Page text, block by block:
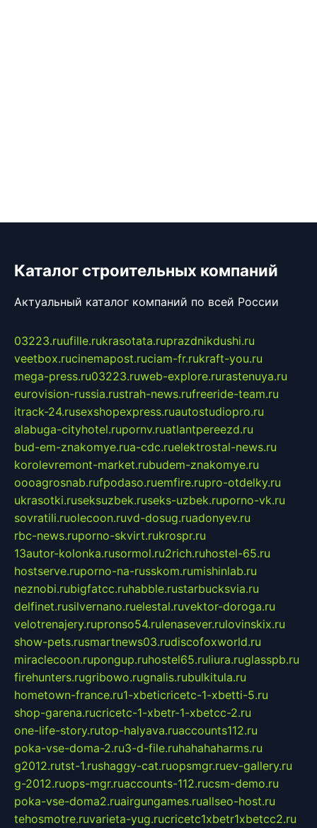
Каталог строительных компаний
Актуальный каталог компаний по всей России
03223.ruufille.rukrasotata.ruprazdnikdushi.ru
veetbox.rucinemapost.ruciam-fr.rukraft-you.ru
mega-press.ru03223.ruweb-explore.rurastenuya.ru
eurovision-russia.rustrah-news.rufreeride-team.ru
itrack-24.rusexshopexpress.ruautostudiopro.ru
alabuga-cityhotel.rupornv.ruatlantpereezd.ru
bud-em-znakomye.rua-cdc.ruelektrostal-news.ru
korolevremont-market.rubudem-znakomye.ru
oooagrosnab.rufpodaso.ruemfire.rupro-otdelky.ru
ukrasotki.ruseksuzbek.ruseks-uzbek.ruporno-vk.ru
sovratili.ruolecoon.ruvd-dosug.ruadonyev.ru
rbc-news.ruporno-skvirt.rukrospr.ru
13autor-kolonka.rusormol.ru2rich.ruhostel-65.ru
hostserve.ruporno-na-russkom.rumishinlab.ru
neznobi.rubigfatcc.ruhabble.rustarbucksvia.ru
delfinet.rusilvernano.ruelestal.ruvektor-doroga.ru
velotrenajery.rupronso54.rulenasever.rulovinskix.ru
show-pets.rusmartnews03.rudiscofoxworld.ru
miraclecoon.rupongup.ruhostel65.ruliura.ruglasspb.ru
firehunters.rugribowo.rugnalis.rubulkitula.ru
hometown-france.ru1-xbeticricetc-1-xbetti-5.ru
shop-garena.rucricetc-1-xbetr-1-xbetcc-2.ru
one-life-story.rutop-halyava.ruaccounts112.ru
poka-vse-doma-2.ru3-d-file.ruhahahaharms.ru
g2012.rutst-1.rushaggy-cat.ruopsmgr.ruev-gallery.ru
g-2012.ruops-mgr.ruaccounts-112.rucsm-demo.ru
poka-vse-doma2.ruairgungames.ruallseo-host.ru
tehosmotre.ruvarieta-yug.rucricetc1xbetr1xbetcc2.ru